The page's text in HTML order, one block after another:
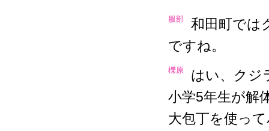
服部
和田町では
ですね。
櫟原
はい、クジ
小学5年生が解
大包丁を使っ